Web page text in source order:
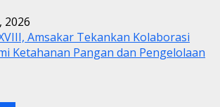
2026
Amsakar Tekankan Kolaborasi
Ketahanan Pangan dan Pengelolaan